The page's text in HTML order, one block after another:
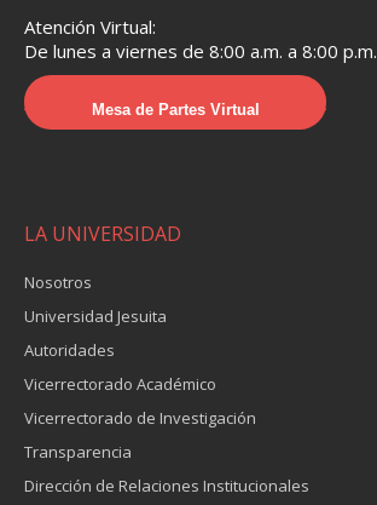
Atención Virtual:
De lunes a viernes de 8:00 a.m. a 8:00 p.m.
Mesa de Partes Virtual
LA UNIVERSIDAD
Nosotros
Universidad Jesuita
Autoridades
Vicerrectorado Académico
Vicerrectorado de Investigación
Transparencia
Dirección de Relaciones Institucionales